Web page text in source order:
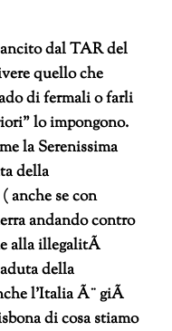
dal TAR del
quello che
di fermali o farli
lo impongono.
la Serenissima
della
anche se con
andando contro
alla illegalitÃ
della
l’Italia Ã¨ giÃ
di cosa stiamo